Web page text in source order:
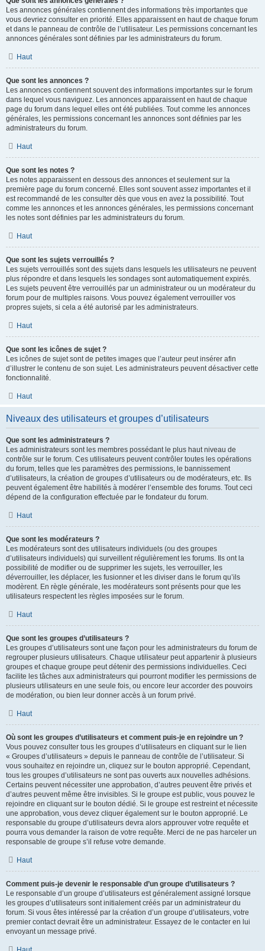
Les annonces générales contiennent des informations très importantes que
vous devriez consulter en priorité. Elles apparaissent en haut de chaque forum
et dans le panneau de contrôle de l’utilisateur. Les permissions concernant les
annonces générales sont définies par les administrateurs du forum.
Haut
Que sont les annonces ?
Les annonces contiennent souvent des informations importantes sur le forum
dans lequel vous naviguez. Les annonces apparaissent en haut de chaque
page du forum dans lequel elles ont été publiées. Tout comme les annonces
générales, les permissions concernant les annonces sont définies par les
administrateurs du forum.
Haut
Que sont les notes ?
Les notes apparaissent en dessous des annonces et seulement sur la
première page du forum concerné. Elles sont souvent assez importantes et il
est recommandé de les consulter dès que vous en avez la possibilité. Tout
comme les annonces et les annonces générales, les permissions concernant
les notes sont définies par les administrateurs du forum.
Haut
Que sont les sujets verrouillés ?
Les sujets verrouillés sont des sujets dans lesquels les utilisateurs ne peuvent
plus répondre et dans lesquels les sondages sont automatiquement expirés.
Les sujets peuvent être verrouillés par un administrateur ou un modérateur du
forum pour de multiples raisons. Vous pouvez également verrouiller vos
propres sujets, si cela a été autorisé par les administrateurs.
Haut
Que sont les icônes de sujet ?
Les icônes de sujet sont de petites images que l’auteur peut insérer afin
d’illustrer le contenu de son sujet. Les administrateurs peuvent désactiver cette
fonctionnalité.
Haut
Niveaux des utilisateurs et groupes d’utilisateurs
Que sont les administrateurs ?
Les administrateurs sont les membres possédant le plus haut niveau de
contrôle sur le forum. Ces utilisateurs peuvent contrôler toutes les opérations
du forum, telles que les paramètres des permissions, le bannissement
d’utilisateurs, la création de groupes d’utilisateurs ou de modérateurs, etc. Ils
peuvent également être habilités à modérer l’ensemble des forums. Tout ceci
dépend de la configuration effectuée par le fondateur du forum.
Haut
Que sont les modérateurs ?
Les modérateurs sont des utilisateurs individuels (ou des groupes
d’utilisateurs individuels) qui surveillent régulièrement les forums. Ils ont la
possibilité de modifier ou de supprimer les sujets, les verrouiller, les
déverrouiller, les déplacer, les fusionner et les diviser dans le forum qu’ils
modèrent. En règle générale, les modérateurs sont présents pour que les
utilisateurs respectent les règles imposées sur le forum.
Haut
Que sont les groupes d’utilisateurs ?
Les groupes d’utilisateurs sont une façon pour les administrateurs du forum de
regrouper plusieurs utilisateurs. Chaque utilisateur peut appartenir à plusieurs
groupes et chaque groupe peut détenir des permissions individuelles. Ceci
facilite les tâches aux administrateurs qui pourront modifier les permissions de
plusieurs utilisateurs en une seule fois, ou encore leur accorder des pouvoirs
de modération, ou bien leur donner accès à un forum privé.
Haut
Où sont les groupes d’utilisateurs et comment puis-je en rejoindre un ?
Vous pouvez consulter tous les groupes d’utilisateurs en cliquant sur le lien
« Groupes d’utilisateurs » depuis le panneau de contrôle de l’utilisateur. Si
vous souhaitez en rejoindre un, cliquez sur le bouton approprié. Cependant,
tous les groupes d’utilisateurs ne sont pas ouverts aux nouvelles adhésions.
Certains peuvent nécessiter une approbation, d’autres peuvent être privés et
d’autres peuvent même être invisibles. Si le groupe est public, vous pouvez le
rejoindre en cliquant sur le bouton dédié. Si le groupe est restreint et nécessite
une approbation, vous devez cliquer également sur le bouton approprié. Le
responsable du groupe d’utilisateurs devra alors approuver votre requête et
pourra vous demander la raison de votre requête. Merci de ne pas harceler un
responsable de groupe s’il refuse votre demande.
Haut
Comment puis-je devenir le responsable d’un groupe d’utilisateurs ?
Le responsable d’un groupe d’utilisateurs est généralement assigné lorsque
les groupes d’utilisateurs sont initialement créés par un administrateur du
forum. Si vous êtes intéressé par la création d’un groupe d’utilisateurs, votre
premier contact devrait être un administrateur. Essayez de le contacter en lui
envoyant un message privé.